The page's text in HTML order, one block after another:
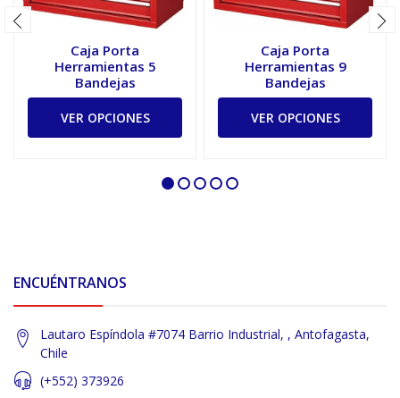
Caja Porta
Herramientas 5
Bandejas
VER OPCIONES
Caja Porta
Herramientas 9
Bandejas
VER OPCIONES
ENCUÉNTRANOS
Lautaro Espíndola #7074 Barrio Industrial, , Antofagasta,
Chile
(+552) 373926